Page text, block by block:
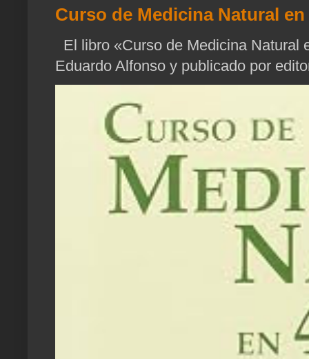
Curso de Medicina Natural
El libro «Curso de Medicina Natural
Eduardo Alfonso y publicado por